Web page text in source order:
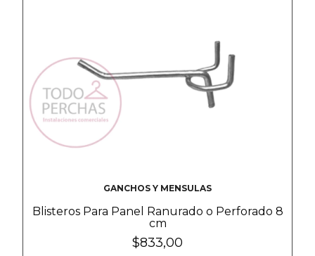
GANCHOS Y MENSULAS
Blisteros Para Panel Ranurado o Perforado 8
cm
$833,00